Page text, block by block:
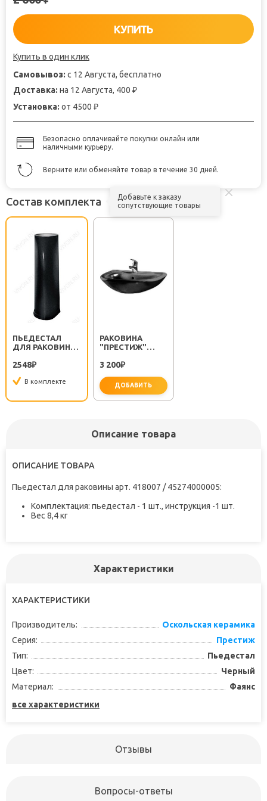
КУПИТЬ
Купить в один клик
Самовывоз: с 12 Августа, бесплатно
Доставка: на 12 Августа, 400 ₽
Установка: от 4500 ₽
Безопасно оплачивайте покупки онлайн или
наличными курьеру.
Верните или обменяйте товар в течение 30 дней.
Состав комплекта
Добавьте к заказу
сопутствующие товары
ПЬЕДЕСТАЛ
ДЛЯ РАКОВИНЫ
ЧЕРНЫЙ
2548₽
В комплекте
РАКОВИНА
"ПРЕСТИЖ"
3 200₽
ДОБАВИТЬ
Описание товара
ОПИСАНИЕ ТОВАРА
Пьедестал для раковины арт. 418007 / 45274000005:
Комплектация: пьедестал - 1 шт., инструкция -1 шт.
Вес 8,4 кг
Характеристики
ХАРАКТЕРИСТИКИ
Производитель:
Оскольская керамика
Серия:
Престиж
Тип:
Пьедестал
Цвет:
Черный
Материал:
Фаянс
все характеристики
Отзывы
Вопросы-ответы